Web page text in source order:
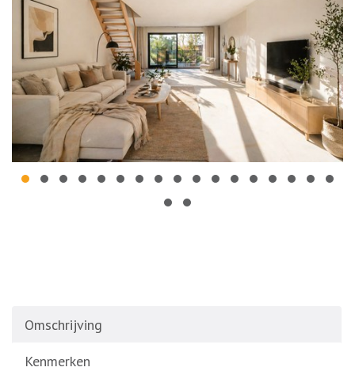
Omschrijving
Kenmerken